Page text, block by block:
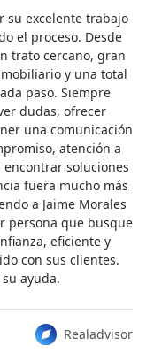
su excelente trabajo
el proceso. Desde
trato cercano, gran
y una total
paso. Siempre
dudas, ofrecer
una comunicación
atención a
soluciones
fuera mucho más
a Jaime Morales
persona que busque
eficiente y
con sus clientes.
ayuda.
Realadvisor